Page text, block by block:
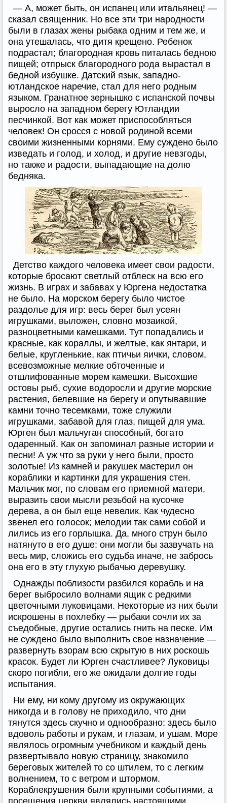
— А, может быть, он испанец или итальянец! —
сказал священник. Но все эти три народности
были в глазах жены рыбака одним и тем же, и
она утешалась, что дитя крещено. Ребенок
подрастал; благородная кровь питалась бедною
пищей; отпрыск благородного рода вырастал в
бедной избушке. Датский язык, западно-
ютландское наречие, стал для него родным
языком. Гранатное зернышко с испанской почвы
выросло на западном берегу Ютландии
песчинкой. Вот как может приспособляться
человек! Он сросся с новой родиной всеми
своими жизненными корнями. Ему суждено было
изведать и голод, и холод, и другие невзгоды,
но также и радости, выпадающие на долю
бедняка.
Детство каждого человека имеет свои радости,
которые бросают светлый отблеск на всю его
жизнь. В играх и забавах у Юргена недостатка
не было. На морском берегу было чистое
раздолье для игр: весь берег был усеян
игрушками, выложен, словно мозаикой,
разноцветными камешками. Тут попадались и
красные, как кораллы, и желтые, как янтари, и
белые, кругленькие, как птичьи яички, словом,
всевозможные мелкие обточенные и
отшлифованные морем камешки. Высохшие
остовы рыб, сухие водоросли и другие морские
растения, белевшие на берегу и опутывавшие
камни точно тесемками, тоже служили
игрушками, забавой для глаз, пищей для ума.
Юрген был мальчуган способный, богато
одаренный. Как он запоминал разные истории и
песни! А уж что за руки у него были, просто
золотые! Из камней и ракушек мастерил он
кораблики и картинки для украшения стен.
Мальчик мог, по словам его приемной матери,
выразить свои мысли резьбой на кусочке
дерева, а он был еще невелик. Как чудесно
звенел его голосок; мелодии так сами собой и
лились из его горлышка. Да, много струн было
натянуто в его душе: они могли бы зазвучать на
весь мир, сложись его судьба иначе, не забрось
она его в эту глухую рыбачью деревушку.
Однажды поблизости разбился корабль и на
берег выбросило волнами ящик с редкими
цветочными луковицами. Некоторые из них были
искрошены в похлебку — рыбаки сочли их за
съедобные, другие остались гнить на песке. Им
не суждено было выполнить свое назначение —
развернуть взорам всю скрытую в них роскошь
красок. Будет ли Юрген счастливее? Луковицы
скоро погибли, его же ожидали долгие годы
испытания.
Ни ему, ни кому другому из окружающих
никогда и в голову не приходило, что дни
тянутся здесь скучно и однообразно: здесь было
вдоволь работы и рукам, и глазам, и ушам. Море
являлось огромным учебником и каждый день
развертывало новую страницу, знакомило
береговых жителей то со штилем, то с легким
волнением, то с ветром и штормом.
Кораблекрушения были крупными событиями, а
посещения церкви являлись настоящими